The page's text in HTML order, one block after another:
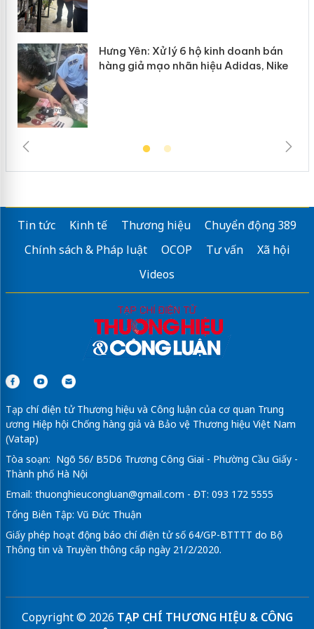
Hưng Yên: Xử lý 6 hộ kinh doanh bán
hàng giả mạo nhãn hiệu Adidas, Nike
Tin tức Kinh tế Thương hiệu
Chuyển động 389
Chính sách & Pháp luật
OCOP Tư vấn
Xã hội
Videos
Tạp chí điện tử Thương hiệu và Công luận của cơ quan Trung
ương Hiệp hội Chống hàng giả và Bảo vệ Thương hiệu Việt Nam
(Vatap)
Tòa soạn: Ngõ 56/ B5D6 Trương Công Giai - Phường Cầu Giấy -
Thành phố Hà Nội
Email: thuonghieucongluan@gmail.com - ĐT: 093 172 5555
Tổng Biên Tập: Vũ Đức Thuận
Giấy phép hoạt động báo chí điện tử số 64/GP-BTTTT do Bộ
Thông tin và Truyền thông cấp ngày 21/2/2020.
Copyright © 2026 TẠP CHÍ THƯƠNG HIỆU & CÔNG